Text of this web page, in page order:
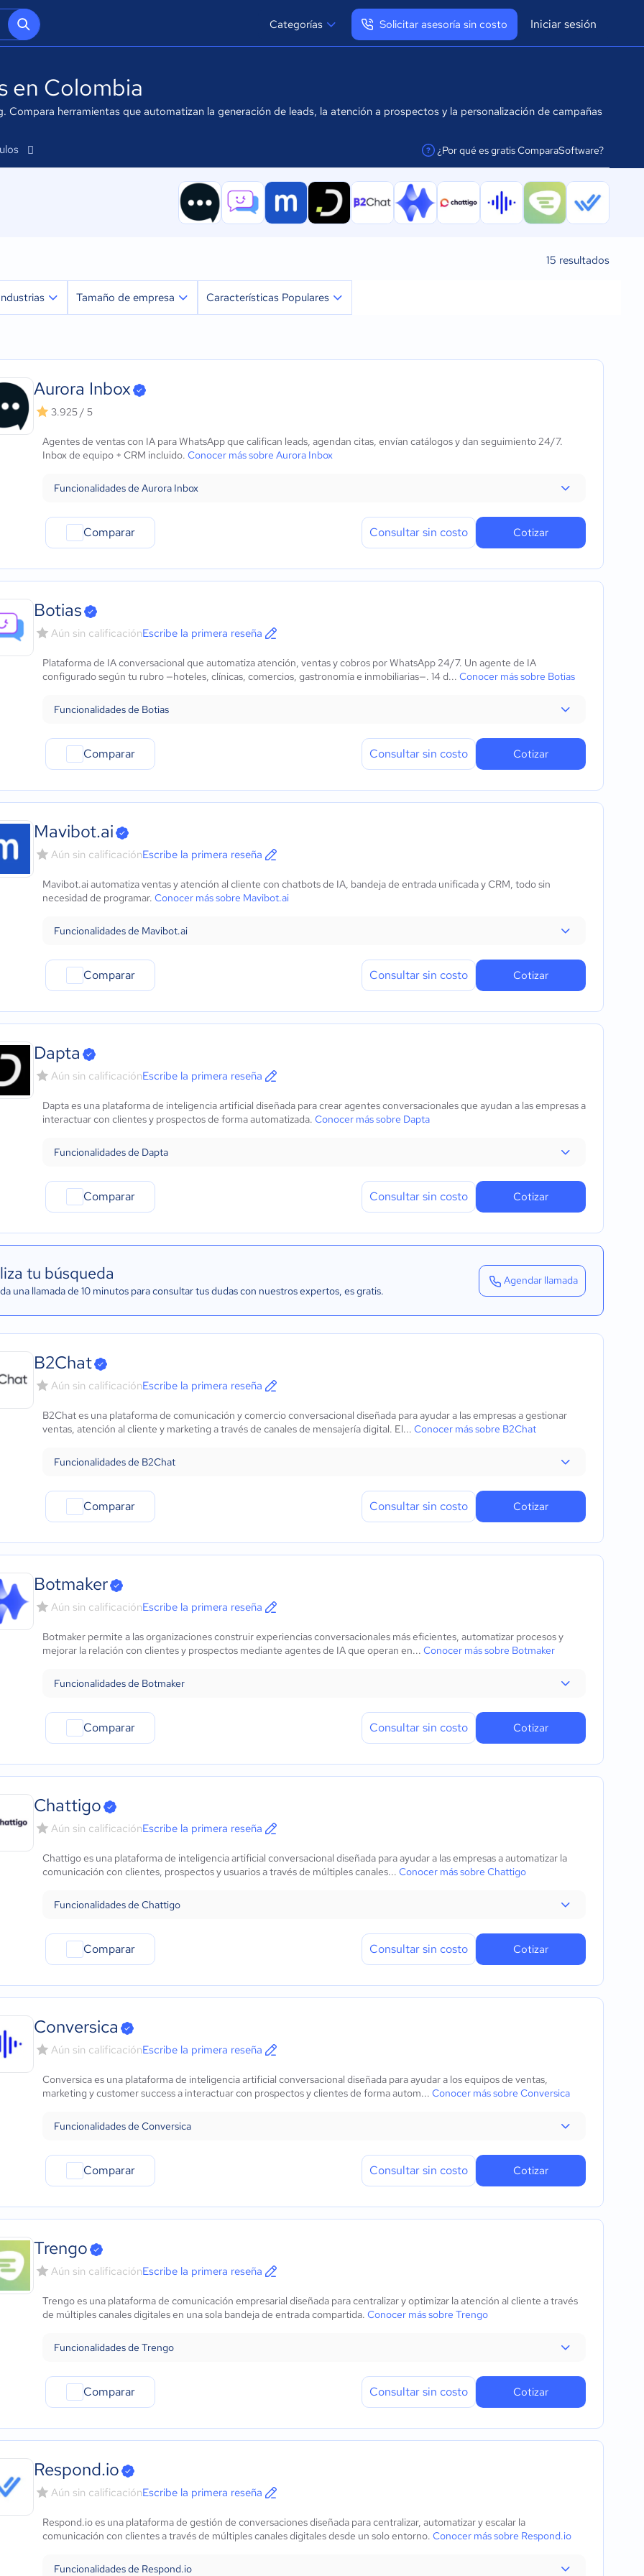
Categorías Solicitar asesoría sin costo Iniciar sesión
Cerrar sesión
en Colombia
Compara herramientas que automatizan la generación de leads, la atención a prospectos y la personalización de campañas
¿Por qué es gratis ComparaSoftware?
facilitar la conexión
15 resultados
iOS Nativo
Android Nativo
Educación
Energía
Hotelería / Viajes
Seguros
Legales
Farmacéutica
Bienes raíces
Software / TI
Alimentaria
Manufactura
ONG
Gobierno
Transporte y logística
Marketing y Comunicación
Automotriz
Comercio Electrónico
Metales y Minería
Recursos Humanos
Gastronomía
Aeroespacial y defensa
Turismo
Contabilidad
Moda y textiles
Tamaño de empresa
Mediana: 50 a 249 trabajadores
Características Populares
Seguimiento automático de leads
Análisis del comportamiento del prospecto
Automatización de tareas comerciales
Aurora Inbox
3.925 / 5
Agentes de ventas con IA para WhatsApp que califican leads, agendan citas, envían catálogos y dan seguimiento 24/7.
Inbox de equipo + CRM incluido. Conocer más sobre Aurora Inbox
Funcionalidades de Aurora Inbox
Comparar Consultar sin costo Cotizar
Botias
Aún sin calificaciónEscribe la primera reseña
Plataforma de IA conversacional que automatiza atención, ventas y cobros por WhatsApp 24/7. Un agente de IA
configurado según tu rubro —hoteles, clínicas, comercios, gastronomía e inmobiliarias—. 14 d... Conocer más sobre Botias
Funcionalidades de Botias
Comparar Consultar sin costo Cotizar
Mavibot.ai
Aún sin calificaciónEscribe la primera reseña
Mavibot.ai automatiza ventas y atención al cliente con chatbots de IA, bandeja de entrada unificada y CRM, todo sin
necesidad de programar. Conocer más sobre Mavibot.ai
Funcionalidades de Mavibot.ai
Comparar Consultar sin costo Cotizar
Dapta
Aún sin calificaciónEscribe la primera reseña
Dapta es una plataforma de inteligencia artificial diseñada para crear agentes conversacionales que ayudan a las empresas a
interactuar con clientes y prospectos de forma automatizada. Conocer más sobre Dapta
Funcionalidades de Dapta
Comparar Consultar sin costo Cotizar
tu búsqueda
una llamada de 10 minutos para consultar tus dudas con nuestros expertos, es gratis.
Agendar llamada
B2Chat
Aún sin calificaciónEscribe la primera reseña
B2Chat es una plataforma de comunicación y comercio conversacional diseñada para ayudar a las empresas a gestionar
ventas, atención al cliente y marketing a través de canales de mensajería digital. El... Conocer más sobre B2Chat
Funcionalidades de B2Chat
Comparar Consultar sin costo Cotizar
Botmaker
Aún sin calificaciónEscribe la primera reseña
Botmaker permite a las organizaciones construir experiencias conversacionales más eficientes, automatizar procesos y
mejorar la relación con clientes y prospectos mediante agentes de IA que operan en... Conocer más sobre Botmaker
Funcionalidades de Botmaker
Comparar Consultar sin costo Cotizar
Chattigo
Aún sin calificaciónEscribe la primera reseña
Chattigo es una plataforma de inteligencia artificial conversacional diseñada para ayudar a las empresas a automatizar la
comunicación con clientes, prospectos y usuarios a través de múltiples canales... Conocer más sobre Chattigo
Funcionalidades de Chattigo
Comparar Consultar sin costo Cotizar
Conversica
Aún sin calificaciónEscribe la primera reseña
Conversica es una plataforma de inteligencia artificial conversacional diseñada para ayudar a los equipos de ventas,
marketing y customer success a interactuar con prospectos y clientes de forma autom... Conocer más sobre Conversica
Funcionalidades de Conversica
Comparar Consultar sin costo Cotizar
Trengo
Aún sin calificaciónEscribe la primera reseña
Trengo es una plataforma de comunicación empresarial diseñada para centralizar y optimizar la atención al cliente a través
de múltiples canales digitales en una sola bandeja de entrada compartida. Conocer más sobre Trengo
Funcionalidades de Trengo
Comparar Consultar sin costo Cotizar
Respond.io
Aún sin calificaciónEscribe la primera reseña
Respond.io es una plataforma de gestión de conversaciones diseñada para centralizar, automatizar y escalar la
comunicación con clientes a través de múltiples canales digitales desde un solo entorno. Conocer más sobre Respond.io
Funcionalidades de Respond.io